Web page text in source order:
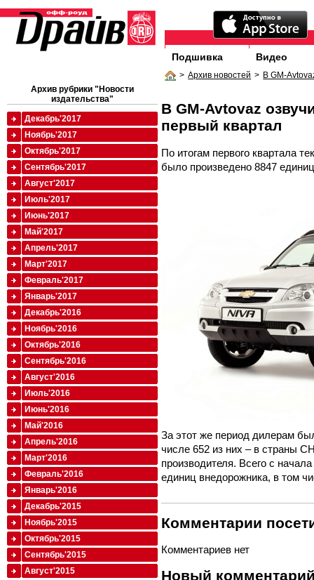
Подшивка Видео
> Архив новостей > В GM-
В GM-Avtovaz
первый квартал
По итогам первого квартала
было произведено 8847
За этот же период дилерам
числе 652 из них – в страны
производителя. Всего с
единиц внедорожника, в том
Комментарии
Комментариев нет
Новый
Архив рубрики "Новости
издательства"
Декабрь'2017
Ноябрь'2017
Октябрь'2017
Сентябрь'2017
Август'2017
Июль'2017
Июнь'2017
Май'2017
Апрель'2017
Март'2017
Февраль'2017
Январь'2017
Декабрь'2016
Ноябрь'2016
Октябрь'2016
Сентябрь'2016
Август'2016
Июль'2016
Июнь'2016
Май'2016
Апрель'2016
Март'2016
Февраль'2016
Январь'2016
Декабрь'2015
Ноябрь'2015
Октябрь'2015
Сентябрь'2015
Август'2015